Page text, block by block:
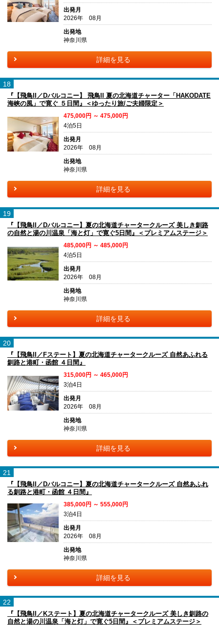
出発月
2026年 08月
出発地
神奈川県
詳細を見る
18
『【飛鳥II／Dバルコニー】 飛鳥II 夏の北海道チャーター「HAKODATE
海峡の風」で寛ぐ ５日間』＜ゆったり旅/ご夫婦限定＞
475,000円 ～ 475,000円
4泊5日
出発月
2026年 08月
出発地
神奈川県
詳細を見る
19
『【飛鳥II／Dバルコニー】夏の北海道チャータークルーズ 美しき釧路
の自然と湯の川温泉「海と灯」で寛ぐ5日間』＜プレミアムステージ＞
485,000円 ～ 485,000円
4泊5日
出発月
2026年 08月
出発地
神奈川県
詳細を見る
20
『【飛鳥II／Fステート】夏の北海道チャータークルーズ 自然あふれる
釧路と港町・函館 ４日間』
315,000円 ～ 465,000円
3泊4日
出発月
2026年 08月
出発地
神奈川県
詳細を見る
21
『【飛鳥II／Dバルコニー】夏の北海道チャータークルーズ 自然あふれ
る釧路と港町・函館 ４日間』
385,000円 ～ 555,000円
3泊4日
出発月
2026年 08月
出発地
神奈川県
詳細を見る
22
『【飛鳥II／Kステート】夏の北海道チャータークルーズ 美しき釧路の
自然と湯の川温泉「海と灯」で寛ぐ5日間』＜プレミアムステージ＞